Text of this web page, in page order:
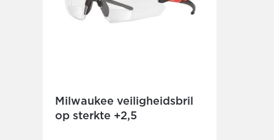
Milwaukee veiligheidsbril
op sterkte +2,5